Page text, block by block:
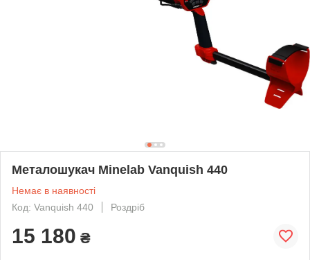
Металошукач Minelab Vanquish 440
Немає в наявності
Код: Vanquish 440
Роздріб
15 180 ₴